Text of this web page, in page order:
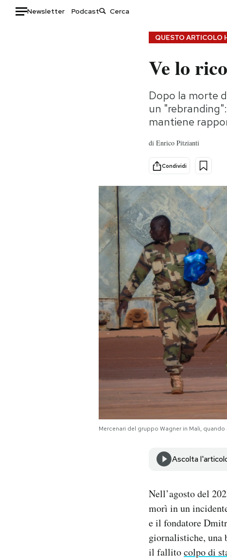
Newsletter Podcast
Consumismi
Storie/Idee
Mondiali calcio 2026
QUESTO ARTICOLO
Ve lo
Dopo la morte
un
mantiene
di Enrico Pitzianti
Condividi
Mercenari del gruppo Wagner in Mali, quando
Ascolta
Nell’agosto del
morì in un
e il fondatore
giornalistiche, una
il fallitocolpo di